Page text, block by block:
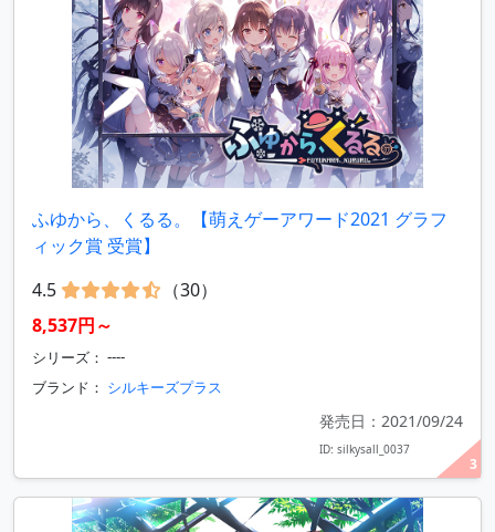
3
ふゆから、くるる。【萌えゲーアワード2021 グラフ
ィック賞 受賞】
4.5
（30）
8,537円～
シリーズ： ----
ブランド： シルキーズプラス
発売日：2021/09/24
ID: silkysall_0037